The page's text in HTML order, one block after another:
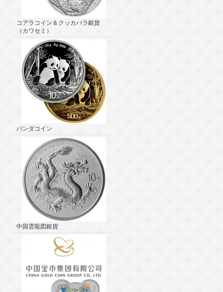
コアラコイン＆クッカバラ銀貨
（カワセミ）
パンダコイン
中国雲龍図銀貨